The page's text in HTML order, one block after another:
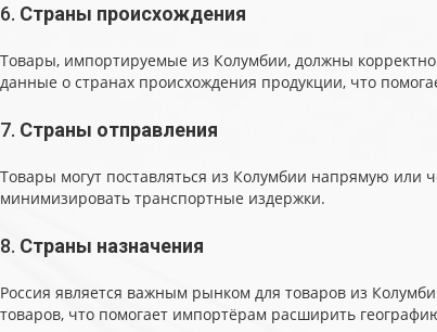
6. Страны происхождения
Товары, импортируемые из Колумбии, должны
данные о странах происхождения продукции, что
7. Страны отправления
Товары могут поставляться из Колумбии напрямую или
минимизировать транспортные издержки.
8. Страны назначения
Россия является важным рынком для товаров из
товаров, что помогает импортёрам расширить